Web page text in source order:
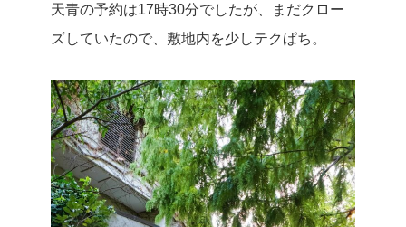
天青の予約は17時30分でしたが、まだクロー
ズしていたので、敷地内を少しテクぱち。